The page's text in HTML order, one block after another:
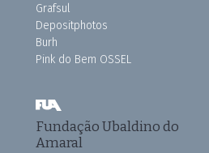
Grafsul
Depositphotos
Burh
Pink do Bem OSSEL
Fundação Ubaldino do
Amaral